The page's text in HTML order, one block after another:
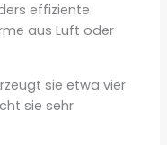
effiziente
aus Luft oder
sie etwa vier
sie sehr